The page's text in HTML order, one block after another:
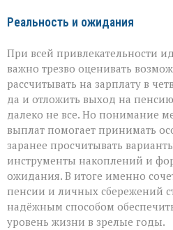
Реальность и ожидания
При всей привлекательности
важно трезво оценивать
рассчитывать на зарплату в
да и отложить выход на
далеко не все. Но понимание
выплат помогает принимать
заранее просчитывать
инструменты накоплений и
ожидания. В итоге именно
пенсии и личных сбережений
надёжным способом
уровень жизни в зрелые годы.